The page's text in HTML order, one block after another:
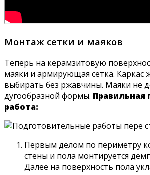
Монтаж сетки и маяков
Теперь на керамзитовую
маяки и армирующая сетка. Каркас
выбирать без ржавчины. Маяки не
дугообразной формы. Правильная
работа:
Первым делом по периметру
стены и пола монтируется
Далее на поверхность пола